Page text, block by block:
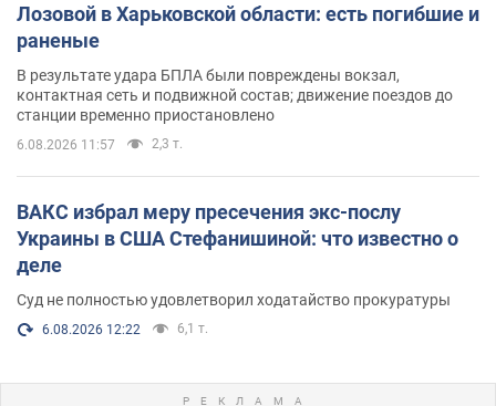
Лозовой в Харьковской области: есть погибшие и
раненые
В результате удара БПЛА были повреждены вокзал,
контактная сеть и подвижной состав; движение поездов до
станции временно приостановлено
6.08.2026 11:57 2,3 т.
ВАКС избрал меру пресечения экс-послу
Украины в США Стефанишиной: что известно о
деле
Суд не полностью удовлетворил ходатайство прокуратуры
6.08.2026 12:22 6,1 т.